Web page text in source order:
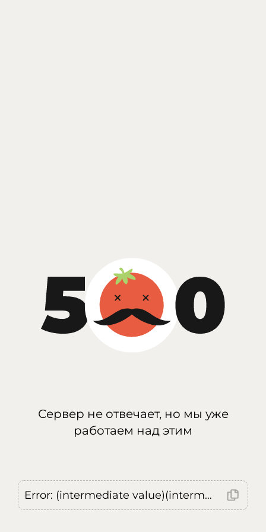
Сервер не отвечает, но мы уже
работаем над этим
Error: (intermediate value)(intermediate value)(intermediate value).replaceAll is not a function